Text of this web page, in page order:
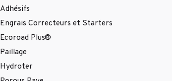
Adhésifs
Engrais Correcteurs et Starters
Ecoroad Plus®
Paillage
Hydroter